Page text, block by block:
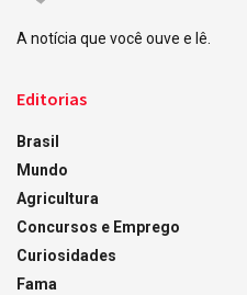
A notícia que você ouve e lê.
Editorias
Brasil
Mundo
Agricultura
Concursos e Emprego
Curiosidades
Fama